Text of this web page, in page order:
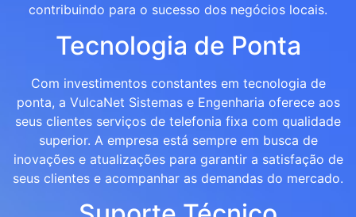
contribuindo para o sucesso dos negócios locais.
Tecnologia de Ponta
Com investimentos constantes em tecnologia de
ponta, a VulcaNet Sistemas e Engenharia oferece aos
seus clientes serviços de telefonia fixa com qualidade
superior. A empresa está sempre em busca de
inovações e atualizações para garantir a satisfação de
seus clientes e acompanhar as demandas do mercado.